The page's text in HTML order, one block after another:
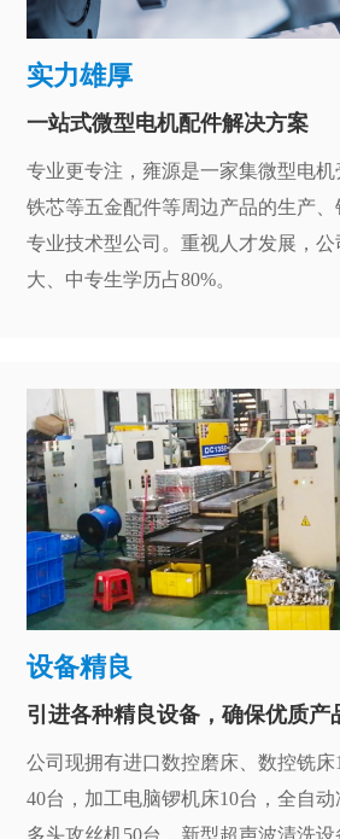
实力雄厚
一站式微型电机配件解决方案
专业更专注，雍源是一家集微型电机
铁芯等五金配件等周边产品的生产
专业技术型公司。重视人才发展，公
大、中专生学历占80%。
设备精良
引进各种精良设备，确保优质产
公司现拥有进口数控磨床、数控铣
40台，加工电脑锣机床10台，全自
多头攻丝机50台，新型超声波清洗